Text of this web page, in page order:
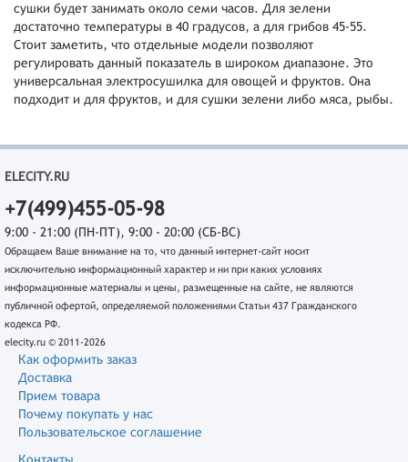
сушки будет занимать около семи часов. Для зелени
достаточно температуры в 40 градусов, а для грибов 45-55.
Стоит заметить, что отдельные модели позволяют
регулировать данный показатель в широком диапазоне. Это
универсальная электросушилка для овощей и фруктов. Она
подходит и для фруктов, и для сушки зелени либо мяса, рыбы.
ELECITY.RU
+7(499)455-05-98
9:00 - 21:00 (ПН-ПТ), 9:00 - 20:00 (СБ-ВС)
Обращаем Ваше внимание на то, что данный интернет-сайт носит
исключительно информационный характер и ни при каких условиях
информационные материалы и цены, размещенные на сайте, не являются
публичной офертой, определяемой положениями Статьи 437 Гражданского
кодекса РФ.
elecity.ru © 2011-2026
Как оформить заказ
Доставка
Прием товара
Почему покупать у нас
Пользовательское соглашение